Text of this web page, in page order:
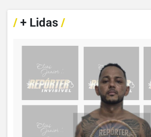
/+ Lidas /